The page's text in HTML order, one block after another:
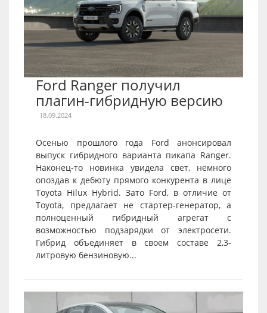
Ford Ranger получил
плагин-гибридную версию
18.09.2024
Осенью прошлого года Ford анонсировал
выпуск гибридного варианта пикапа Ranger.
Наконец-то новинка увидела свет, немного
опоздав к дебюту прямого конкурента в лице
Toyota Hilux Hybrid. Зато Ford, в отличие от
Toyota, предлагает не стартер-генератор, а
полноценный гибридный агрегат с
возможностью подзарядки от электросети.
Гибрид объединяет в своем составе 2,3-
литровую бензиновую...